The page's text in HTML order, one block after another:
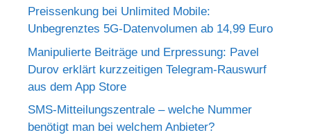
Preissenkung bei Unlimited Mobile:
Unbegrenztes 5G-Datenvolumen ab 14,99 Euro
Manipulierte Beiträge und Erpressung: Pavel
Durov erklärt kurzzeitigen Telegram-Rauswurf
aus dem App Store
SMS-Mitteilungszentrale – welche Nummer
benötigt man bei welchem Anbieter?